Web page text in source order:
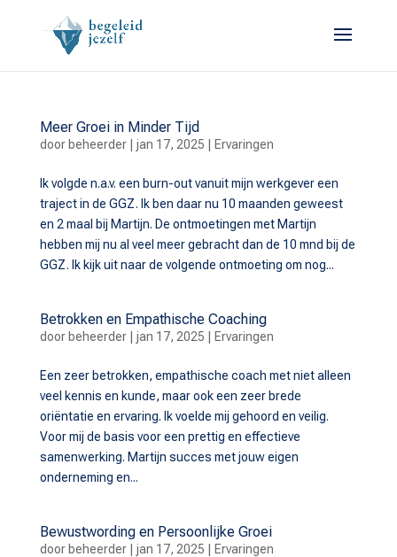
Meer Groei in Minder Tijd
door beheerder| jan 17, 2025 Ervaringen
Ik volgde n.a.v. een burn-out vanuit mijn werkgever een
traject in de GGZ. Ik ben daar nu 10 maanden geweest
en 2 maal bij Martijn. De ontmoetingen met Martijn
hebben mij nu al veel meer gebracht dan de 10 mnd bij de
GGZ. Ik kijk uit naar de volgende ontmoeting om nog...
Betrokken en Empathische Coaching
door beheerder| jan 17, 2025 Ervaringen
Een zeer betrokken, empathische coach met niet alleen
veel kennis en kunde, maar ook een zeer brede
oriëntatie en ervaring. Ik voelde mij gehoord en veilig.
Voor mij de basis voor een prettig en effectieve
samenwerking. Martijn succes met jouw eigen
onderneming en...
Bewustwording en Persoonlijke Groei
door beheerder| jan 17, 2025 Ervaringen